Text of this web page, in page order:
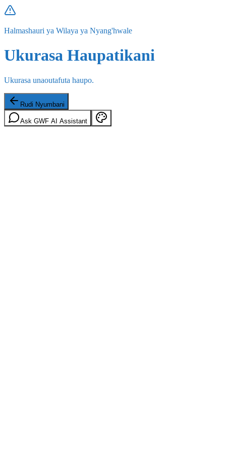
Halmashauri ya Wilaya ya Nyang'hwale
Ukurasa Haupatikani
Ukurasa unaoutafuta haupo.
Rudi Nyumbani
Ask GWF AI Assistant